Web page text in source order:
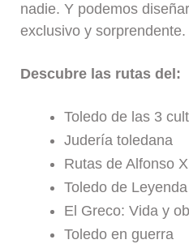
nadie. Y podemos
exclusivo y sorprendente.
Descubre las rutas del:
Toledo de las 3
Judería toledana
Rutas de Alfonso X
Toledo de Leyenda
El Greco: Vida y
Toledo en guerra